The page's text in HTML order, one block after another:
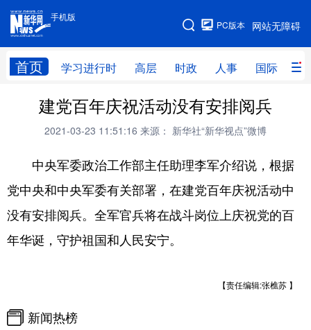
手机版
网站无障碍
PC版本
首页 学习进行时 高层 时政 人事 国际 财
手机版
网站地图
学习进行时 高层 时政 人事
国际 财经 网评 港澳
台湾 思客智库 全球连线 教育
科技 科创 量子 体育
文化 书画 健康 军事
访谈 视频
汽车
建党百年庆祝活动没有安排阅兵
2021-03-23 11:51:16 来源： 新华社“新华视点”微博
中央军委政治工作部主任助理李军介绍说，根据
党中央和中央军委有关部署，在建党百年庆祝活动中
没有安排阅兵。全军官兵将在战斗岗位上庆祝党的百
年华诞，守护祖国和人民安宁。
【责任编辑:张樵苏 】
新闻热榜